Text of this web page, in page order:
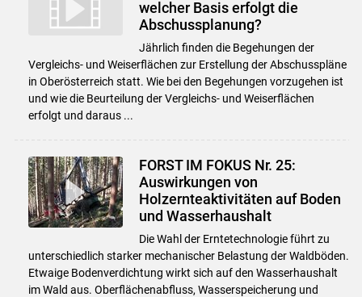
Skip to main content
welcher Basis erfolgt die
Abschussplanung?
Jährlich finden die Begehungen der
Vergleichs- und Weiserflächen zur Erstellung der Abschusspläne
in Oberösterreich statt. Wie bei den Begehungen vorzugehen ist
und wie die Beurteilung der Vergleichs- und Weiserflächen
erfolgt und daraus ...
FORST IM FOKUS Nr. 25:
Auswirkungen von
Holzernteaktivitäten auf Boden
und Wasserhaushalt
Die Wahl der Erntetechnologie führt zu
unterschiedlich starker mechanischer Belastung der Waldböden.
Etwaige Bodenverdichtung wirkt sich auf den Wasserhaushalt
im Wald aus. Oberflächenabfluss, Wasserspeicherung und